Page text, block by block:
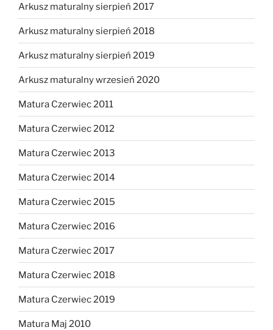
Arkusz maturalny sierpień 2017
Arkusz maturalny sierpień 2018
Arkusz maturalny sierpień 2019
Arkusz maturalny wrzesień 2020
Matura Czerwiec 2011
Matura Czerwiec 2012
Matura Czerwiec 2013
Matura Czerwiec 2014
Matura Czerwiec 2015
Matura Czerwiec 2016
Matura Czerwiec 2017
Matura Czerwiec 2018
Matura Czerwiec 2019
Matura Maj 2010